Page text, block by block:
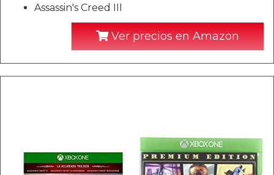
Assassin's Creed III
Ver precios en Amazon